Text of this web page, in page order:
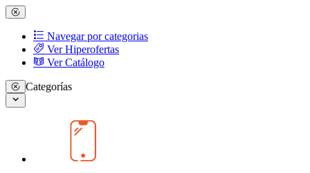
Navegar por categorias
Ver Hiperofertas
Ver Catálogo
Categorías